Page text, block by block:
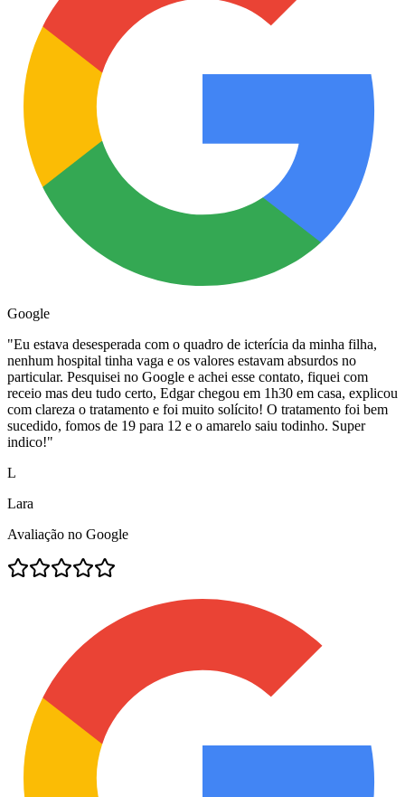
Google
"Eu estava desesperada com o quadro de icterícia da minha filha,
nenhum hospital tinha vaga e os valores estavam absurdos no
particular. Pesquisei no Google e achei esse contato, fiquei com
receio mas deu tudo certo, Edgar chegou em 1h30 em casa, explicou
com clareza o tratamento e foi muito solícito! O tratamento foi bem
sucedido, fomos de 19 para 12 e o amarelo saiu todinho. Super
indico!"
L
Lara
Avaliação no Google